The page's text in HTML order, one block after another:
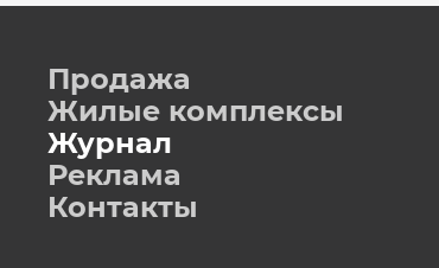
Продажа
Жилые комплексы
Журнал
Реклама
Контакты